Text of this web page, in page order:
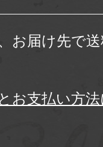
お届け先で
お支払い方